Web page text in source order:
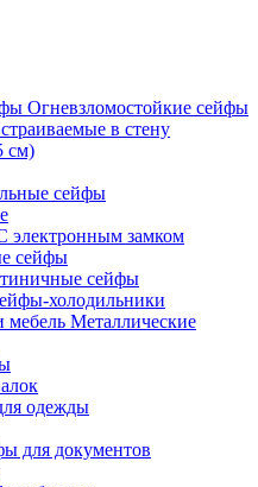
Огневзломостойкие сейфы
в стену
см)
сейфы
электронным замком
сейфы
сейфы
холодильники
Металлические
одежды
для документов